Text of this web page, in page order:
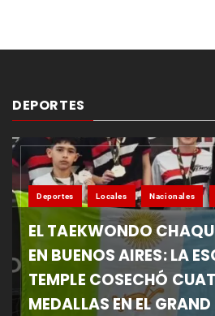
DEPORTES
Deportes Locales Nacionales
EL TAEKWONDO
EN BUENOS AIRES: LA
TEMPLE COSECHÓ
MEDALLAS EN EL